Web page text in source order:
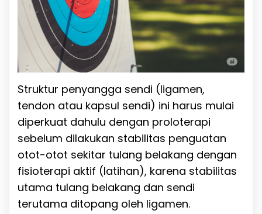
Struktur penyangga sendi (ligamen,
tendon atau kapsul sendi) ini harus mulai
diperkuat dahulu dengan proloterapi
sebelum dilakukan stabilitas penguatan
otot-otot sekitar tulang belakang dengan
fisioterapi aktif (latihan), karena stabilitas
utama tulang belakang dan sendi
terutama ditopang oleh ligamen.